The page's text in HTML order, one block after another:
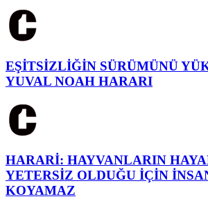
EŞİTSİZLİĞİN SÜRÜMÜNÜ
YUVAL NOAH HARARI
HARARİ: HAYVANLARIN
YETERSİZ OLDUĞU İÇİN
KOYAMAZ